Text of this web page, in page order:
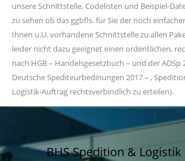
unsere Schnittstelle, Codelisten und Beispiel-
zu sehen ob das ggbfls. für Sie der noch
Ihnen u.U. vorhandene Schnittstelle zu allen
leider nicht dazu geeignet einen ordentlichen,
nach HGB – Handelsgesetzbuch – und der ADSp
Deutsche Spediteurbedinungen 2017 – ,
Logistik-Auftrag rechtsverbindlich zu erteilen).
BHS Spedition & Logistik